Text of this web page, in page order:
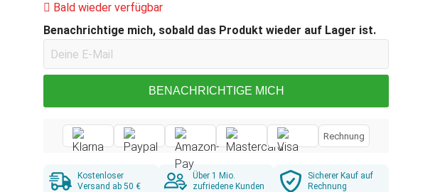
Bald wieder verfügbar
Benachrichtige mich, sobald das Produkt wieder auf Lager ist.
BENACHRICHTIGE MICH
Rechnung
Kostenloser
Versand ab 50 €
Über 1 Mio.
zufriedene Kunden
Sicherer Kauf auf
Rechnung